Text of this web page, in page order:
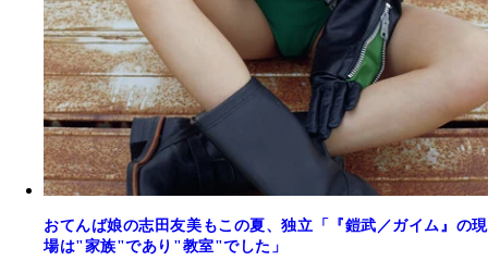
おてんば娘の志田友美もこの夏、独立「『鎧武／ガイム』の現
場は"家族"であり"教室"でした」